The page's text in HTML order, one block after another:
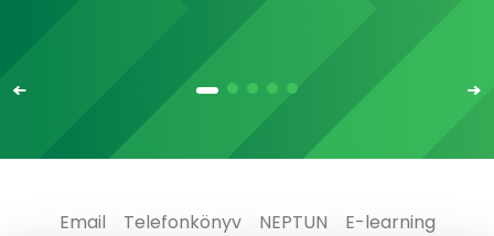
Email Telefonkönyv NEPTUN
E-learning